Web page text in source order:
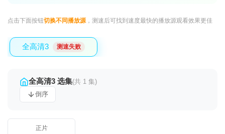
点击下面按钮切换不同播放源，测速后可找到速度最快的播放源观看效果更佳
全高清3 测速失败
全高清3 选集(共 1 集)
倒序
正片